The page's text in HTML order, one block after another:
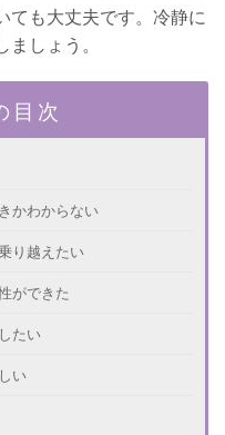
ても大丈夫です。冷静に
しょう。
目次
かわからない
り越えたい
ができた
たい
い